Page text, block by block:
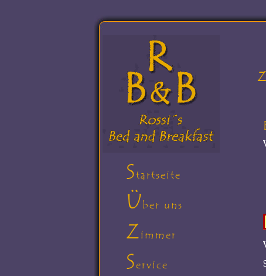
Startseite
Über uns
Zimmer
Service